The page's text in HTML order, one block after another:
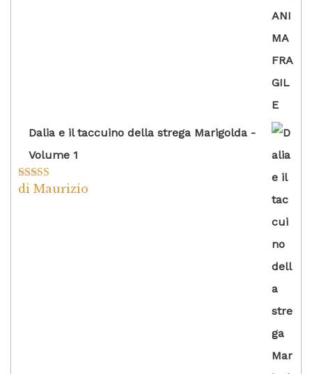
Dalia e il taccuino della strega Marigolda -
Volume 1
Valutato4
di Maurizio